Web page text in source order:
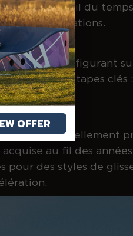
au fil du
ou de séparations.
?
non du logo figurant
des étapes clés
est réellement
au fil des
des styles de
OFFER